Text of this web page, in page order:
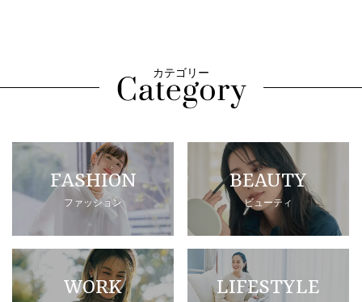
カテゴリー
FASHION
ファッション
BEAUTY
ビューティ
WORK LIFESTYLE